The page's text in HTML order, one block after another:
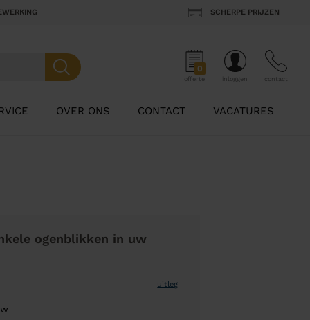
SCHERPE PRIJZEN
0
offerte inloggen contact
OVER ONS CONTACT VACATURES
ogenblikken in uw
uitleg